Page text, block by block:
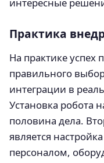
Практика
На практике успех
правильного
интеграции в
Установка робота
половина дела.
является
персоналом,